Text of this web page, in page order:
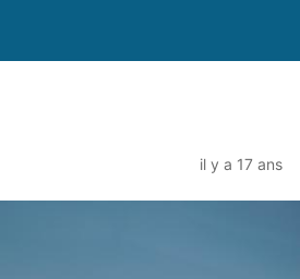
il y a 17 ans